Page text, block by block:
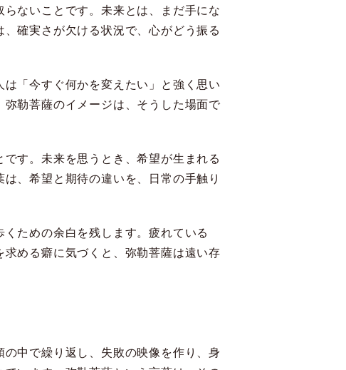
ないことです。未来とは、まだ手にな
確実さが欠ける状況で、心がどう振る
「今すぐ何かを変えたい」と強く思い
勒菩薩のイメージは、そうした場面で
す。未来を思うとき、希望が生まれる
、希望と期待の違いを、日常の手触り
ための余白を残します。疲れている
める癖に気づくと、弥勒菩薩は遠い存
中で繰り返し、失敗の映像を作り、身